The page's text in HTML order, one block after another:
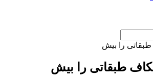
طبقاتی را بیش